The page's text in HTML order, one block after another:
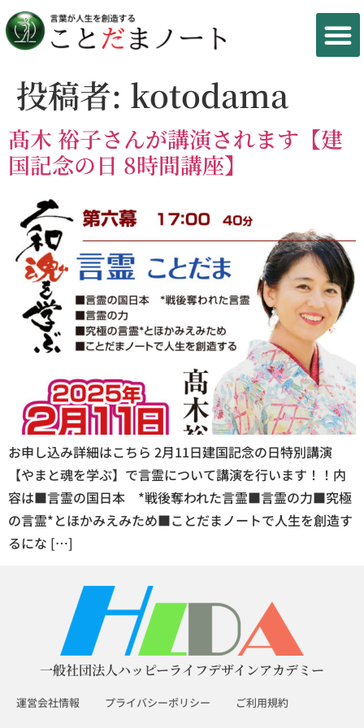
投稿者: kotodama
髙木 裕子さんが講演されます【建
国記念の日 8時間講座】
お申し込み詳細はこちら 2月11日建国記念の日特別講演
【やまと魂を学ぶ】で言霊について講演を行います！！内
容は■言霊の国日本 *戦後奪われた言霊■言霊の力■究極
の言霊*とほかみえみため■ことだまノートで人生を創造す
るにな […]
一般社団法人ハッピーライフデザインアカデミー
運営会社情報 プライバシーポリシー ご利用規約